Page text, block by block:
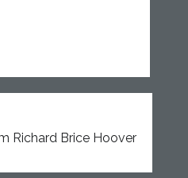
Richard Brice Hoover